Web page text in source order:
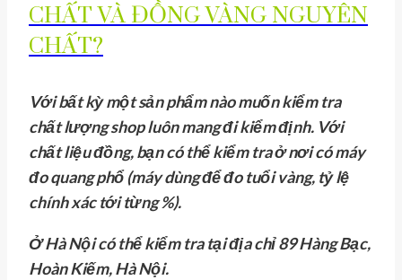
CHẤT VÀ ĐỒNG VÀNG NGUYÊN
CHẤT?
Với bất kỳ một sản phẩm nào muốn kiểm tra
chất lượng shop luôn mang đi kiểm định. Với
chất liệu đồng, bạn có thể kiểm tra ở nơi có máy
đo quang phổ (máy dùng để đo tuổi vàng, tỷ lệ
chính xác tới từng %).
Ở Hà Nội có thể kiểm tra tại địa chỉ 89 Hàng Bạc,
Hoàn Kiếm, Hà Nội.